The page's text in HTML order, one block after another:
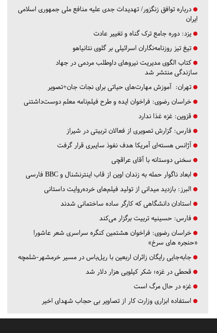
درباره توافق زنگزور/ تهدیدات جدی علیه منافع ملی جمهوری اسلامی
ایران
یزد: دوره جامع ترک گناه و تغییر عادت
تیغ تیز روزنامه‌نگاران اسرائیلی بر گلوی نتانیاهو
کتاب الگوی مدیریت نیروهای داوطلب مردمی در جهاد
سازندگی منتشر شد
تهران: آموزش مهارت‌های حیاتی برای نجات جان+تصویر
خراسان رضوی: فراخوان ایده و طرح فیلم‌نامه معلم دوست‌داشتنی
قزوین: غزه غذا ندارد
فارس: گزارش تصویری از فعالان تربیتی در شیراز
آژانس هسته‌ای آمریکا هدف نفوذ سایبری قرار گرفت
سخنی دوستانه با آقای عراقچی
ابعاد ناگوار حمله به زندان اوین از قاب اینترنشنال و BBC فارسی
البرز: بازدید میدانی از تولید فیلم‌های خرده‌روایت داستانی
استادان دانشگاهی که کارگر ساده ساختمانی شدند
فارس: حسینیه تربیت برگزار می‌کند
خراسان رضوی: فراخوان هشتمین کنگره سراسری شعر عاشورا
«حنجره های سرخ»
جابه‌جایی رایگان زائران اربعین با ریل‌باس در مسیر خرمشهر-شلمچه
قحطی در غزه؛ شکر کیلویی هزار دلار شد
غزه در حال مرگ است
استفاده ابزاری وزارت کار از تصاویر بی حجاب شهدای اخیر